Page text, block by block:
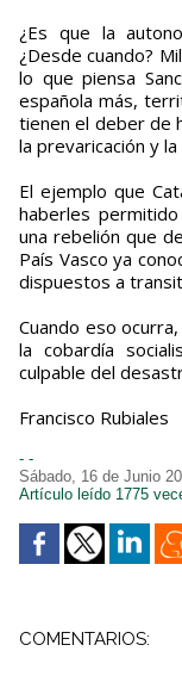
¿Es que la
¿Desde cuando?
lo que piensa
española más,
tienen el deber de
la prevaricación y la
El ejemplo que
haberles
una rebelión que
País Vasco ya
dispuestos a
Cuando eso
la cobardía
culpable del
Francisco Rubiales
- -
Sábado, 16 de Junio
Artículo leído 1775
COMENTARIOS: